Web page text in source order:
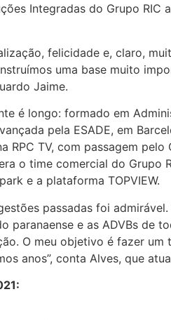
Integradas do Grupo RIC
felicidade e, claro,
uma base muito
Jaime.
é longo: formado em
pela ESADE, em
RPC TV, com passagem
o time comercial do Grupo
e a plataforma TOPVIEW.
passadas foi
paranaense e as ADVBs de
O meu objetivo é fazer
anos”, conta Alves, que